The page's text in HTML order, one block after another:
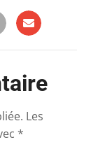
Les
*